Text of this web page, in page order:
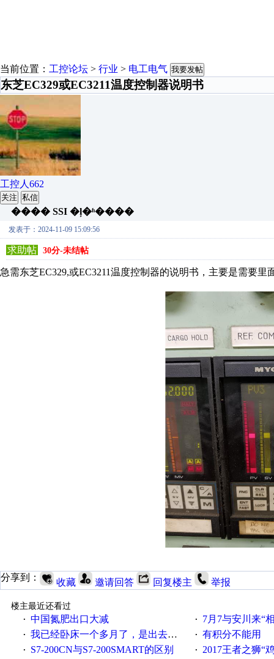
当前位置： 工控论坛 > 行业 > 电工电气 我要发帖
东芝EC329或EC3211温度控制器说明书
工控人662
关注 私信
���� SSI �ļ�ʱ����
发表于：2024-11-09 15:09:56
求助帖 30分-未结帖
急需东芝EC329,或EC3211温度控制器的说明书，主要是需要
分享到： 收藏 邀请回答 回复楼主 举报
楼主最近还看过
· 中国氮肥出口大减 · 7月7与安川来“
· 我已经卧床一个多月了，是出去安装机械手在高速遭遇车祸所致:大家工作都要特别注意啊 · 有积分不能用
· S7-200CN与S7-200SMART的区别 · 2017王者之狮“鸡”情签到